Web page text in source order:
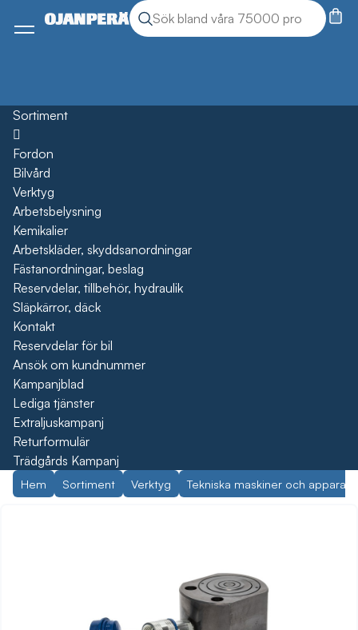
Sök produkter
Sök
Meny
Sortiment
Öppna
Fordon
Bilvård
Verktyg
Arbetsbelysning
Kemikalier
Arbetskläder, skyddsanordningar
Fästanordningar, beslag
Reservdelar, tillbehör, hydraulik
Släpkärror, däck
Kontakt
Reservdelar för bil
Ansök om kundnummer
Kampanjblad
Lediga tjänster
Extraljuskampanj
Returformulär
Trädgårds Kampanj
Hem Sortiment Verktyg Tekniska maskiner och